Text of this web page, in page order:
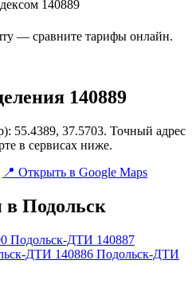
140889
— сравните тарифы онлайн.
140889
55.4389, 37.5703. Точный адрес
в сервисах ниже.
📍 Открыть в Google Maps
в Подольск
Подольск-ДТИ 140887
ДТИ 140886 Подольск-ДТИ